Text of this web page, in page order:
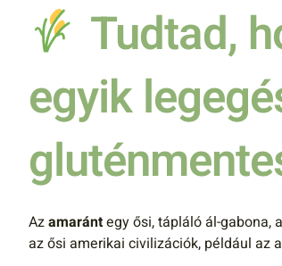
Tudtad,
egyik
Azamarántegy ősi, tápláló ál-gabona,
az ősi amerikai civilizációk, például az